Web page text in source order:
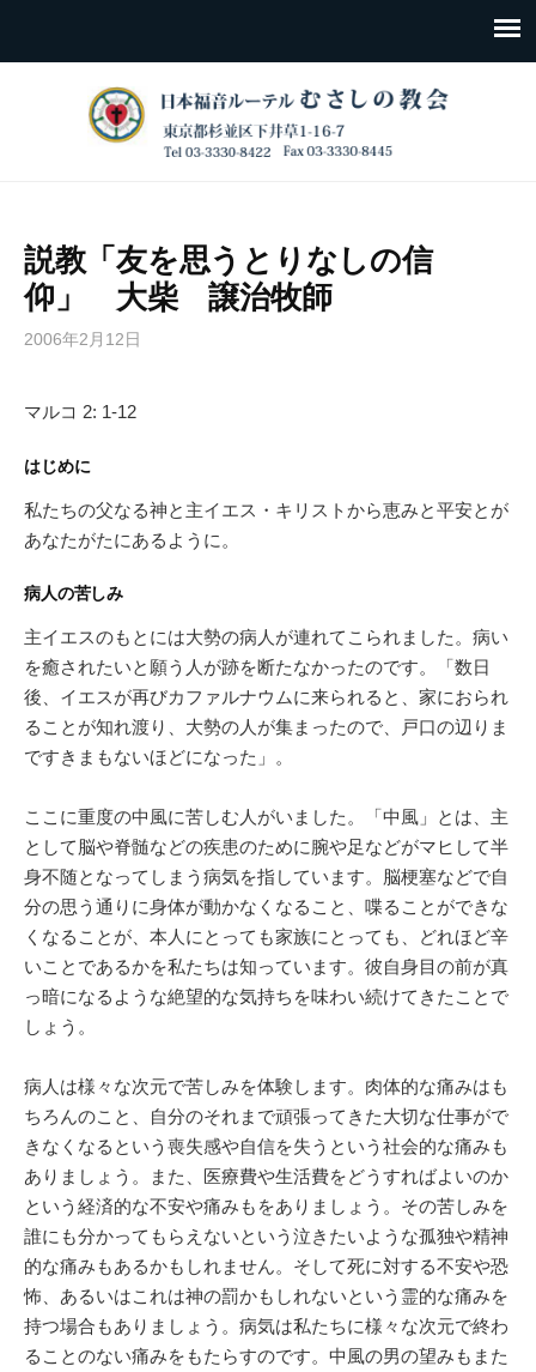
説教「友を思うとりなしの信
仰」 大柴 譲治牧師
2006年2月12日
マルコ 2: 1-12
はじめに
私たちの父なる神と主イエス・キリストから恵みと平安とが
あなたがたにあるように。
病人の苦しみ
主イエスのもとには大勢の病人が連れてこられました。病い
を癒されたいと願う人が跡を断たなかったのです。「数日
後、イエスが再びカファルナウムに来られると、家におられ
ることが知れ渡り、大勢の人が集まったので、戸口の辺りま
ですきまもないほどになった」。
ここに重度の中風に苦しむ人がいました。「中風」とは、主
として脳や脊髄などの疾患のために腕や足などがマヒして半
身不随となってしまう病気を指しています。脳梗塞などで自
分の思う通りに身体が動かなくなること、喋ることができな
くなることが、本人にとっても家族にとっても、どれほど辛
いことであるかを私たちは知っています。彼自身目の前が真
っ暗になるような絶望的な気持ちを味わい続けてきたことで
しょう。
病人は様々な次元で苦しみを体験します。肉体的な痛みはも
ちろんのこと、自分のそれまで頑張ってきた大切な仕事がで
きなくなるという喪失感や自信を失うという社会的な痛みも
ありましょう。また、医療費や生活費をどうすればよいのか
という経済的な不安や痛みもをありましょう。その苦しみを
誰にも分かってもらえないという泣きたいような孤独や精神
的な痛みもあるかもしれません。そして死に対する不安や恐
怖、あるいはこれは神の罰かもしれないという霊的な痛みを
持つ場合もありましょう。病気は私たちに様々な次元で終わ
ることのない痛みをもたらすのです。中風の男の望みもまた